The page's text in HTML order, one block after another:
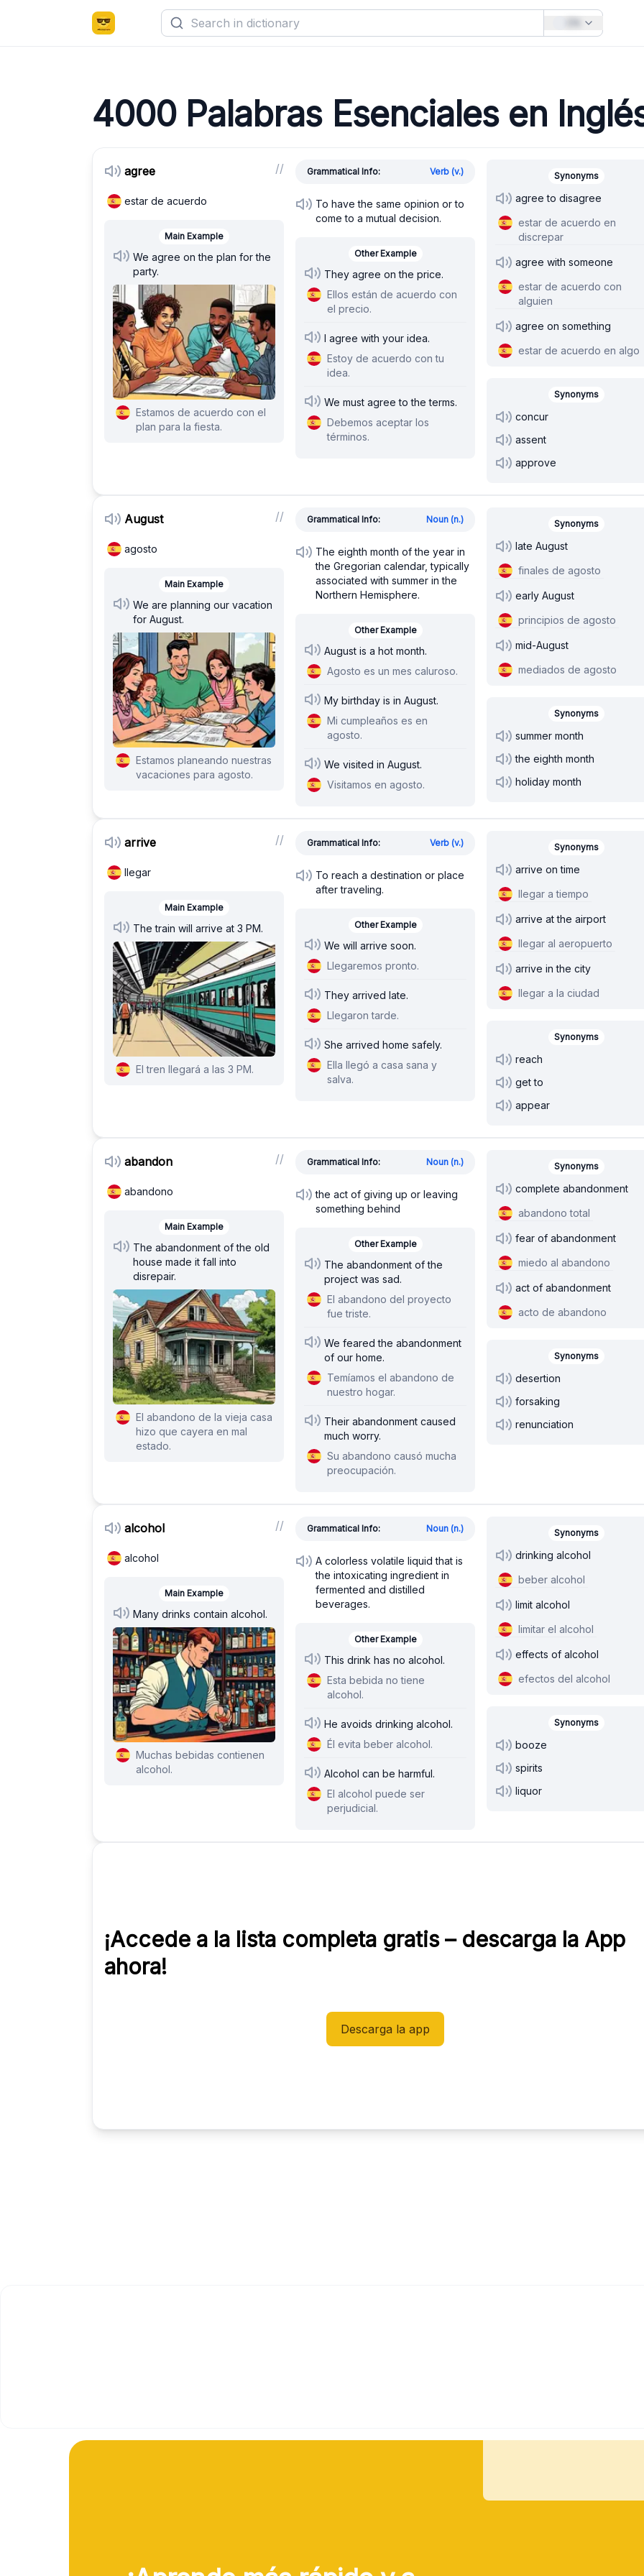
4000 Palabras Esenciales en
agree //
estar de acuerdo
Main Example
We agree on the plan for the
party.
Estamos de acuerdo con el
plan para la fiesta.
Grammatical Info: Verb (v.)
To have the same opinion or to
come to a mutual decision.
Other Example
They agree on the price.
Ellos están de acuerdo con
el precio.
I agree with your idea.
Estoy de acuerdo con tu
idea.
We must agree to the terms.
Debemos aceptar los
términos.
Synonyms
agree to disagree
estar de acuerdo en
discrepar
agree with someone
estar de acuerdo con
alguien
agree on something
estar de acuerdo en algo
Synonyms
concur
assent
approve
August //
agosto
Main Example
We are planning our vacation
for August.
Estamos planeando nuestras
vacaciones para agosto.
Grammatical Info: Noun (n.)
The eighth month of the year in
the Gregorian calendar, typically
associated with summer in the
Northern Hemisphere.
Other Example
August is a hot month.
Agosto es un mes caluroso.
My birthday is in August.
Mi cumpleaños es en
agosto.
We visited in August.
Visitamos en agosto.
Synonyms
late August
finales de agosto
early August
principios de agosto
mid-August
mediados de agosto
Synonyms
summer month
the eighth month
holiday month
arrive //
llegar
Main Example
The train will arrive at 3 PM.
El tren llegará a las 3 PM.
Grammatical Info: Verb (v.)
To reach a destination or place
after traveling.
Other Example
We will arrive soon.
Llegaremos pronto.
They arrived late.
Llegaron tarde.
She arrived home safely.
Ella llegó a casa sana y
salva.
Synonyms
arrive on time
llegar a tiempo
arrive at the airport
llegar al aeropuerto
arrive in the city
llegar a la ciudad
Synonyms
reach
get to
appear
abandon //
abandono
Main Example
The abandonment of the old
house made it fall into
disrepair.
El abandono de la vieja casa
hizo que cayera en mal
estado.
Grammatical Info: Noun (n.)
the act of giving up or leaving
something behind
Other Example
The abandonment of the
project was sad.
El abandono del proyecto
fue triste.
We feared the abandonment
of our home.
Temíamos el abandono de
nuestro hogar.
Their abandonment caused
much worry.
Su abandono causó mucha
preocupación.
Synonyms
complete abandonment
abandono total
fear of abandonment
miedo al abandono
act of abandonment
acto de abandono
Synonyms
desertion
forsaking
renunciation
alcohol //
alcohol
Main Example
Many drinks contain alcohol.
Muchas bebidas contienen
alcohol.
Grammatical Info: Noun (n.)
A colorless volatile liquid that is
the intoxicating ingredient in
fermented and distilled
beverages.
Other Example
This drink has no alcohol.
Esta bebida no tiene
alcohol.
He avoids drinking alcohol.
Él evita beber alcohol.
Alcohol can be harmful.
El alcohol puede ser
perjudicial.
Synonyms
drinking alcohol
beber alcohol
limit alcohol
limitar el alcohol
effects of alcohol
efectos del alcohol
Synonyms
booze
spirits
liquor
¡Accede a la lista completa gratis – descarga la App
ahora!
Descarga la app